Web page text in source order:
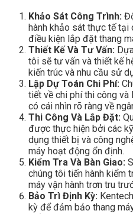
Khảo Sát Công Trình:
hành khảo sát thực tế tại
điều kiện lắp đặt thang
Thiết Kế Và Tư Vấn:
tôi sẽ tư vấn và thiết kế
kiến trúc và nhu cầu sử
Lập Dự Toán Chi Phí:
tiết về chi phí thi công
có cái nhìn rõ ràng về
Thi Công Và Lắp Đặt:
được thực hiện bởi các
dụng thiết bị và công
máy hoạt động ổn định.
Kiểm Tra Và Bàn Giao:
chúng tôi tiến hành kiểm
máy vận hành trơn tru
Bảo Trì Định Kỳ:
kỳ để đảm bảo thang